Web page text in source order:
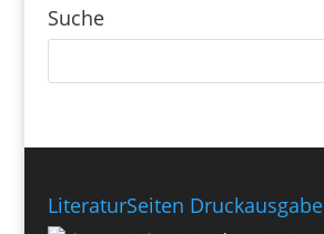
Suche
LiteraturSeiten Druckausgabe